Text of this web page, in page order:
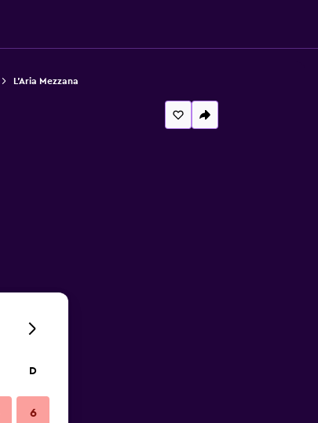
L'Aria Mezzana
D
6